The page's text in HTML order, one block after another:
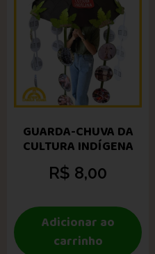
GUARDA-CHUVA DA
CULTURA INDÍGENA
R$ 8,00
Adicionar ao
carrinho